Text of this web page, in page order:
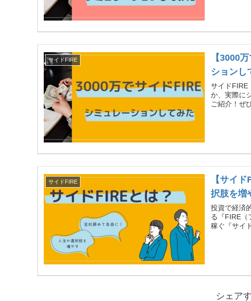
サイドFIRE
【3000
ションし
サイドFIRE
か、実際に
ご紹介！ぜ
サイドFIRE
【サイ
択肢を増
投資で経済
る『FIRE（
稼ぐ『サイ
シェア